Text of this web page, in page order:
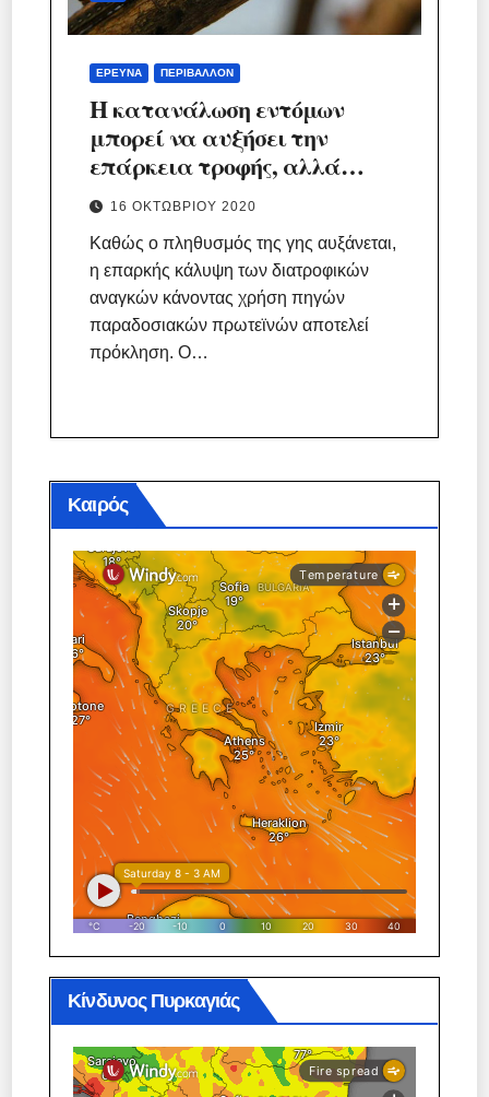
ΈΡΕΥΝΑ ΠΕΡΙΒΆΛΛΟΝ
Η κατανάλωση εντόμων
μπορεί να αυξήσει την
επάρκεια τροφής, αλλά
είναι κάτι τέτοιο εφικτό;
16 ΟΚΤΩΒΡΊΟΥ 2020
Καθώς ο πληθυσμός της γης αυξάνεται,
η επαρκής κάλυψη των διατροφικών
αναγκών κάνοντας χρήση πηγών
παραδοσιακών πρωτεϊνών αποτελεί
πρόκληση. Ο…
Καιρός
Κίνδυνος Πυρκαγιάς